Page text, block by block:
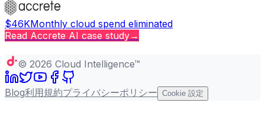
$46KMonthly cloud spend eliminated
Read Accrete AI case study→
© 2026 Cloud Intelligence™
Blog利用規約プライバシーポリシー Cookie 設定